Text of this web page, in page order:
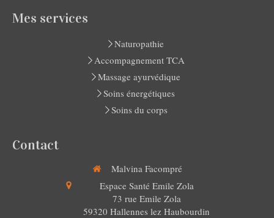
Mes services
Naturopathie
Accompagnement TCA
Massage ayurvédique
Soins énergétiques
Soins du corps
Contact
Malvina Facompré
Espace Santé Emile Zola
73 rue Emile Zola
59320 Hallennes lez Haubourdin